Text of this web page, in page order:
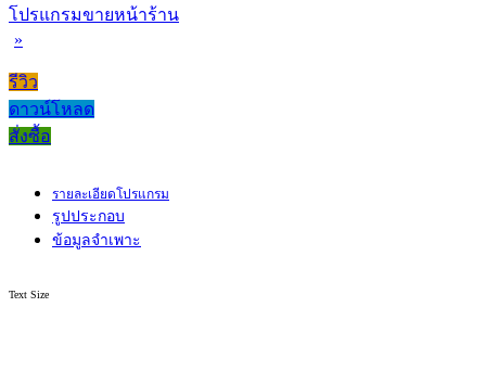
โปรแกรมขายหน้าร้าน
»
รีวิว
ดาวน์โหลด
สั่งซื้อ
รายละเอียดโปรแกรม
รูปประกอบ
ข้อมูลจำเพาะ
Text Size